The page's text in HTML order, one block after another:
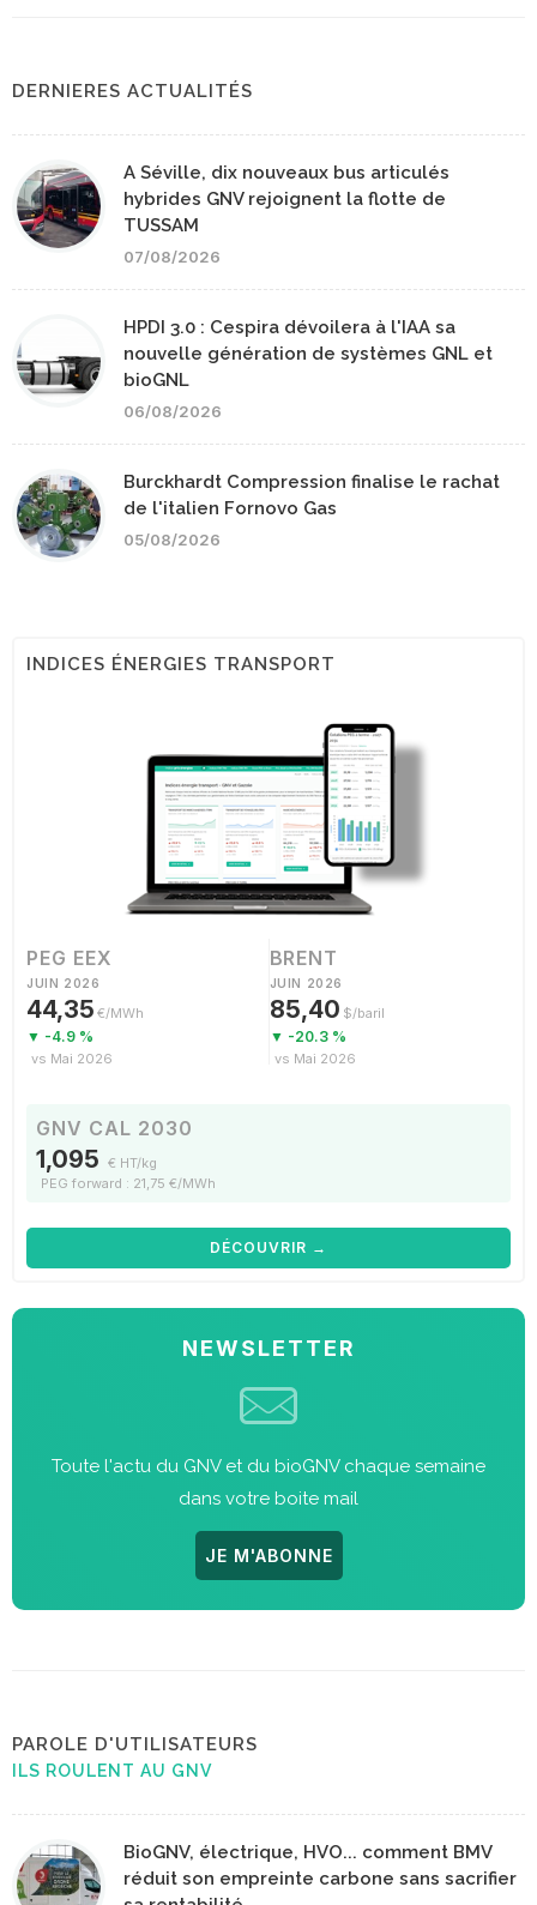
DERNIERES ACTUALITÉS
A Séville, dix nouveaux bus articulés
hybrides GNV rejoignent la flotte de
TUSSAM
07/08/2026
HPDI 3.0 : Cespira dévoilera à l'IAA sa
nouvelle génération de systèmes GNL et
bioGNL
06/08/2026
Burckhardt Compression finalise le rachat
de l'italien Fornovo Gas
05/08/2026
INDICES ÉNERGIES TRANSPORT
PEG EEX
JUIN 2026
44,35 €/MWh
▼ -4.9 %
vs Mai 2026
BRENT
JUIN 2026
85,40 $/baril
▼ -20.3 %
vs Mai 2026
GNV CAL 2030
1,095 € HT/kg
PEG forward : 21,75 €/MWh
DÉCOUVRIR →
NEWSLETTER
Toute l'actu du GNV et du bioGNV chaque semaine
dans votre boite mail
JE M'ABONNE
PAROLE D'UTILISATEURS
ILS ROULENT AU GNV
BioGNV, électrique, HVO... comment BMV
réduit son empreinte carbone sans sacrifier